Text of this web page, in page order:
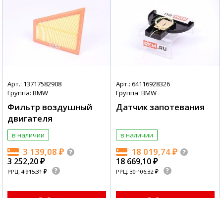
Арт.: 13717582908
Группа: BMW
Фильтр воздушный
двигателя
в наличии
3 139,08 ₽
3 252,20₽
РРЦ: 4 915,31 ₽
Арт.: 64116928326
Группа: BMW
Датчик запотевания
в наличии
18 019,74₽
18 669,10₽
РРЦ: 30 106,32 ₽